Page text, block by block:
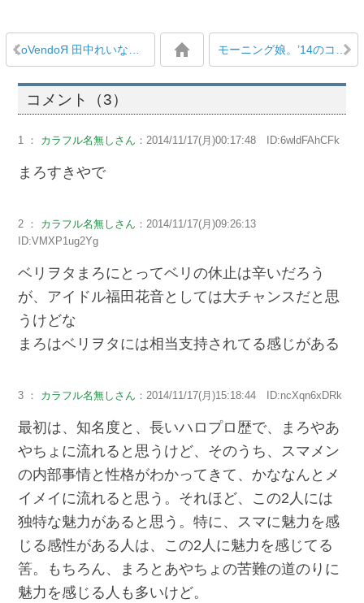
LoVendoЯ 田中れいな 25歳でこの私服は痛い？かわいい？ モーニング娘。’14のコンサートに在宅の俺が初めて行った感想
コメント（3）
1 ： カラフル名無しさん ：2014/11/17(月)00:17:48 ID:6wldFAhCFk
まろすきやで
2 ： カラフル名無しさん ：2014/11/17(月)09:26:13
ID:VMXP1ug2Yg
ベリヲタまろにとってベリの休止は辛いだろう
が、アイドル福田花音としては大チャンスだと思
うけどな
まろはベリヲタには相当支持されてる感じがある
3 ： カラフル名無しさん ：2014/11/17(月)15:18:44 ID:ncXqn6xDRk
最初は、知名度と、長いハロプロ歴で、まろやあ
やちょに流れると思うけど、そのうち、スマメン
の内部事情と性格がわかってきて、かななんとメ
イメイに流れると思う。それほど、この2人には
独特な魅力があると思う。特に、スマに魅力を感
じる感性がある人は、この2人に魅力を感じてる
筈。もちろん、まろとあやちょの苦難の道のりに
魅力を感じる人も多いけど。